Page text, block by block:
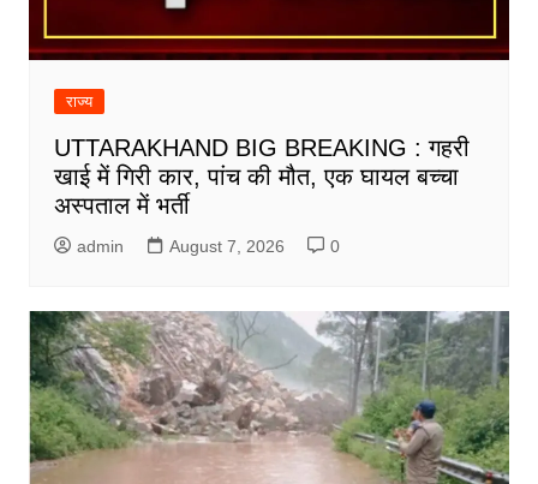
राज्य
UTTARAKHAND BIG BREAKING : गहरी
खाई में गिरी कार, पांच की मौत, एक घायल बच्चा
अस्पताल में भर्ती
admin August 7, 2026 0